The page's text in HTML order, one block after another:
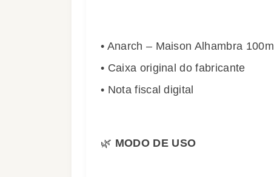
• Anarch – Maison Alhambra 100ml
• Caixa original do fabricante
• Nota fiscal digital
🌿 MODO DE USO